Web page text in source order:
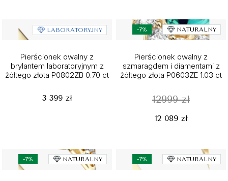
LABORATORYJNY
Pierścionek owalny z
brylantem laboratoryjnym z
żółtego złota P0802ZB 0.70 ct
3 399 zł
-7% NATURALNY
Pierścionek owalny z
szmaragdem i diamentami z
żółtego złota P0603ZE 1.03 ct
12999 zł
12 089 zł
-7% NATURALNY -7% NATURALNY